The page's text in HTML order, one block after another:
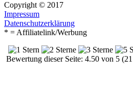
Copyright © 2017
Impressum
Datenschutzerklärung
* = Affiliatelink/Werbung
Bewertung dieser Seite: 4.50 von 5